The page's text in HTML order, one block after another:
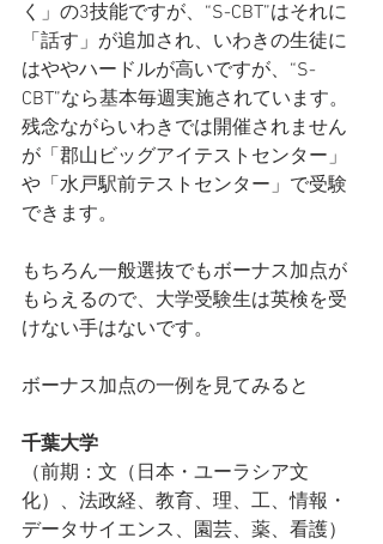
く」の3技能ですが、“S-CBT”はそれに
「話す」が追加され、いわきの生徒に
はややハードルが高いですが、“S-
CBT”なら基本毎週実施されています。
残念ながらいわきでは開催されません
が「郡山ビッグアイテストセンター」
や「水戸駅前テストセンター」で受験
できます。
もちろん一般選抜でもボーナス加点が
もらえるので、大学受験生は英検を受
けない手はないです。
ボーナス加点の一例を見てみると
千葉大学
（前期：文（日本・ユーラシア文
化）、法政経、教育、理、工、情報・
データサイエンス、園芸、薬、看護）